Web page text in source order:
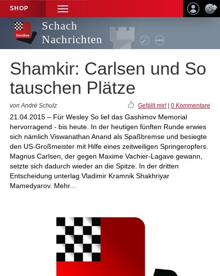
SHOP
TOGGLE
NAVIGATION
Schach
Nachrichten
Shamkir: Carlsen und So
tauschen Plätze
von André Schulz Gefällt mir! 0 Kommentare
21.04.2015 – Für Wesley So lief das Gashimov Memorial
hervorragend - bis heute. In der heutigen fünften Runde erwies
sich nämlich Viswanathan Anand als Spaßbremse und besiegte
den US-Großmeister mit Hilfe eines zeitweiligen Springeropfers.
Magnus Carlsen, der gegen Maxime Vachier-Lagave gewann,
setzte sich dadurch wieder an die Spitze. In der dritten
Entscheidung unterlag Vladimir Kramnik Shakhriyar
Mamedyarov. Mehr...